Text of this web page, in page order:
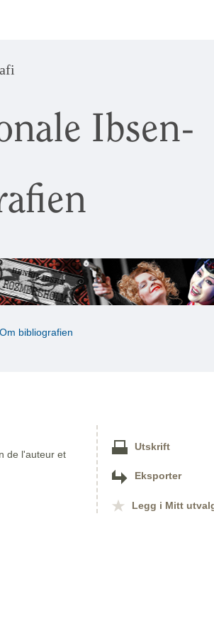
Ibsen-
Om bibliografien
de l'auteur et
Utskrift
Eksporter
Legg i Mitt